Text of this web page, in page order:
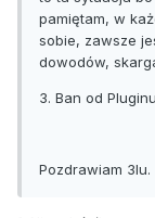
pamiętam, w
sobie, zawsze
dowodów,
3. Ban od
Pozdrawiam 3lu.